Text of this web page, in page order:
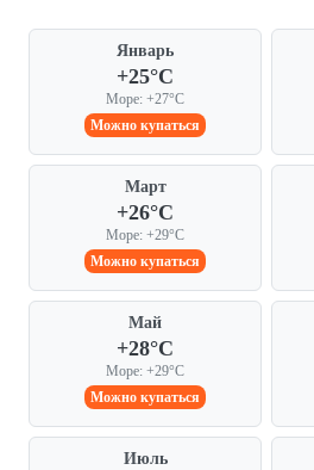
Январь
+25°C
Море: +27°C
Можно купаться
Март
+26°C
Море: +29°C
Можно купаться
Май
+28°C
Море: +29°C
Можно купаться
Июль